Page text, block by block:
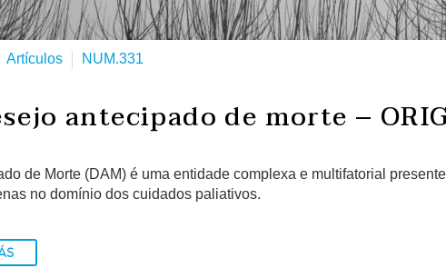
Artículos NUM.331
antecipado de morte –
de Morte (DAM) é uma entidade complexa e multifatorial
no domínio dos cuidados paliativos.